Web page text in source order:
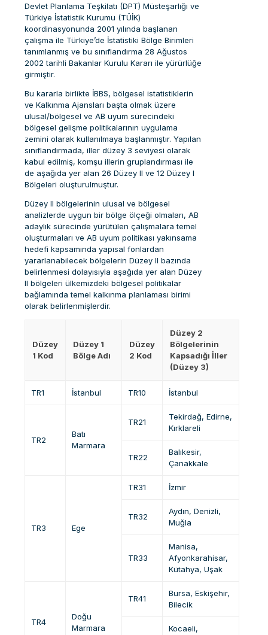
Devlet Planlama Teşkilatı (DPT) Müsteşarlığı ve
Türkiye İstatistik Kurumu (TÜİK)
koordinasyonunda 2001 yılında başlanan
çalışma ile Türkiye’de İstatistiki Bölge Birimleri
tanımlanmış ve bu sınıflandırma 28 Ağustos
2002 tarihli Bakanlar Kurulu Kararı ile yürürlüğe
girmiştir.
Bu kararla birlikte İBBS, bölgesel istatistiklerin
ve Kalkınma Ajansları başta olmak üzere
ulusal/bölgesel ve AB uyum sürecindeki
bölgesel gelişme politikalarının uygulama
zemini olarak kullanılmaya başlanmıştır. Yapılan
sınıflandırmada, iller düzey 3 seviyesi olarak
kabul edilmiş, komşu illerin gruplandırması ile
de aşağıda yer alan 26 Düzey II ve 12 Düzey I
Bölgeleri oluşturulmuştur.
Düzey II bölgelerinin ulusal ve bölgesel
analizlerde uygun bir bölge ölçeği olmaları, AB
adaylık sürecinde yürütülen çalışmalara temel
oluşturmaları ve AB uyum politikası yakınsama
hedefi kapsamında yapısal fonlardan
yararlanabilecek bölgelerin Düzey II bazında
belirlenmesi dolayısıyla aşağıda yer alan Düzey
II bölgeleri ülkemizdeki bölgesel politikalar
bağlamında temel kalkınma planlaması birimi
olarak belirlenmişlerdir.
Düzey
1 Kod
Düzey 1
Bölge Adı
Düzey
2 Kod
Düzey 2
Bölgelerinin
Kapsadığı İller
(Düzey 3)
TR1 İstanbul TR10 İstanbul
TR2
Batı
Marmara
TR21
Tekirdağ, Edirne,
Kırklareli
TR22
Balıkesir,
Çanakkale
TR3 Ege
TR31 İzmir
TR32
Aydın, Denizli,
Muğla
TR33
Manisa,
Afyonkarahisar,
Kütahya, Uşak
TR4
Doğu
Marmara
TR41
Bursa, Eskişehir,
Bilecik
Kocaeli,